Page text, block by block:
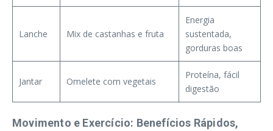
Lanche Mix de castanhas e fruta
Energia
sustentada,
gorduras boas
Jantar Omelete com vegetais
Proteína, fácil
digestão
Movimento e Exercício: Benefícios Rápidos,